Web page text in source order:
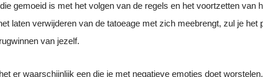
gemoeid is met het volgen van de regels en het voortzetten van
laten verwijderen van de tatoeage met zich meebrengt, zul je het
van jezelf.
er waarschijnlijk een die je met negatieve emoties doet